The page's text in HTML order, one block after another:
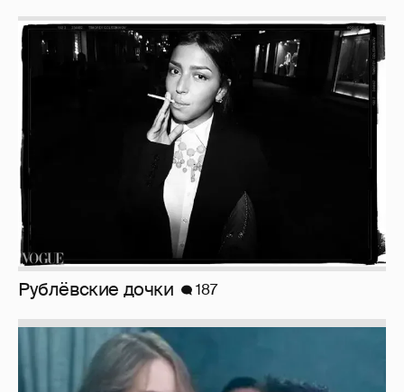
Рублёвские дочки 187
Неужели правда?